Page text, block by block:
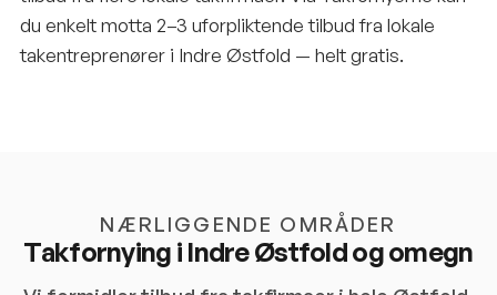
du enkelt motta 2–3 uforpliktende tilbud fra lokale
takentreprenører i Indre Østfold — helt gratis.
NÆRLIGGENDE OMRÅDER
Takfornying i Indre Østfoldog omegn